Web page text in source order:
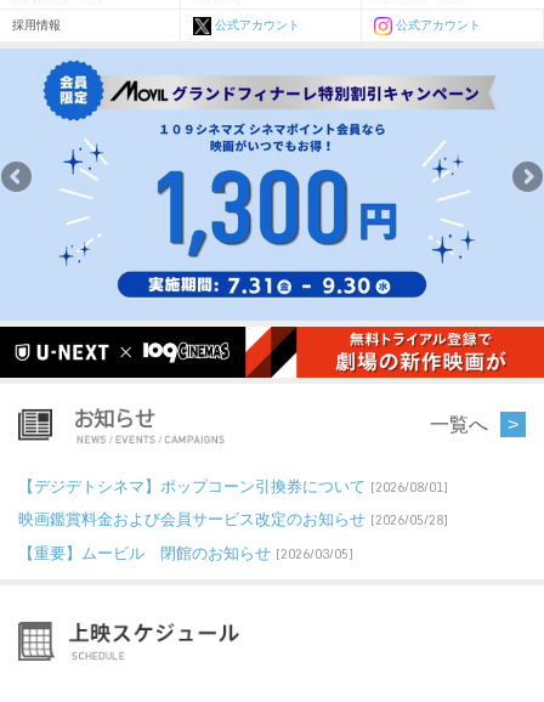
採用情報 公式アカウント 公式アカウント
一覧へ
【デジデトシネマ】ポップコーン引換券について [2026/08/01]
映画鑑賞料金および会員サービス改定のお知らせ [2026/05/28]
【重要】ムービル 閉館のお知らせ [2026/03/05]